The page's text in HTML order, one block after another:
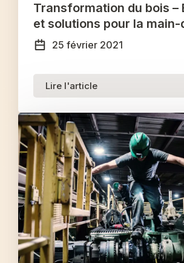
Transformation du bois –
et solutions pour la
25 février 2021
Lire l'article